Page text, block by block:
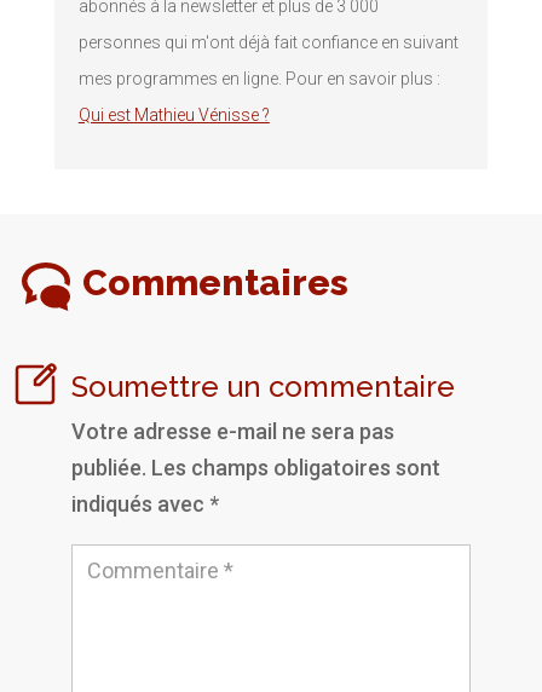
abonnés à la newsletter et plus de 3 000
personnes qui m'ont déjà fait confiance en suivant
mes programmes en ligne. Pour en savoir plus :
Qui est Mathieu Vénisse ?
Commentaires
Soumettre un commentaire
Votre adresse e-mail ne sera pas
publiée. Les champs obligatoires sont
indiqués avec *